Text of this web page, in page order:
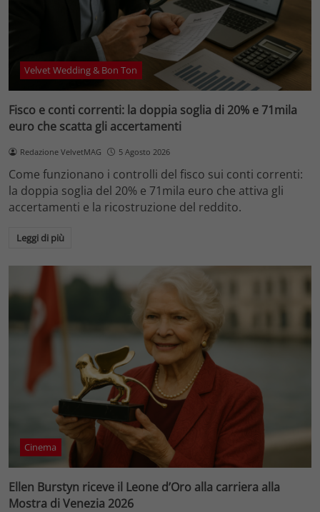
Velvet Wedding & Bon Ton
Fisco e conti correnti: la doppia soglia di 20% e 71mila
euro che scatta gli accertamenti
Redazione VelvetMAG 5 Agosto 2026
Come funzionano i controlli del fisco sui conti correnti:
la doppia soglia del 20% e 71mila euro che attiva gli
accertamenti e la ricostruzione del reddito.
Leggi di più
Cinema
Ellen Burstyn riceve il Leone d’Oro alla carriera alla
Mostra di Venezia 2026